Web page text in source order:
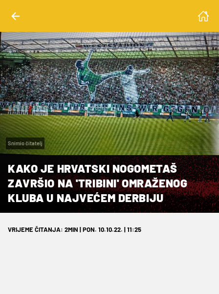
Snimio čitatelj
KAKO JE HRVATSKI NOGOMETAŠ
ZAVRŠIO NA 'TRIBINI' OMRAŽENOG
KLUBA U NAJVEĆEM DERBIJU
VRIJEME ČITANJA: 2MIN | PON. 10.10.22. | 11:25